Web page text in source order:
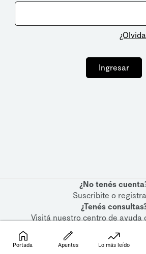
Ingresar
¿No tenés
Suscribite o
¿Tenés
Visitá nuestrocentro de ayuda
Portada Apuntes Lo más leído